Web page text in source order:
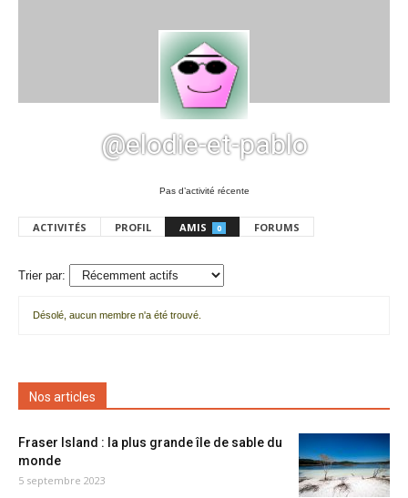
@elodie-et-pablo
Pas d’activité récente
ACTIVITÉS PROFIL AMIS 0 FORUMS
Trier par:
amis
Désolé, aucun membre n'a été trouvé.
Nos articles
Fraser Island : la plus grande île de sable du
monde
5 septembre 2023